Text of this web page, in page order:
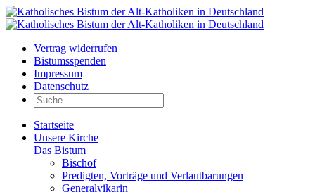
Vertrag widerrufen
Bistumsspenden
Impressum
Datenschutz
Startseite
Unsere Kirche
Das Bistum
Bischof
Predigten, Vorträge und Verlautbarungen
Generalvikarin